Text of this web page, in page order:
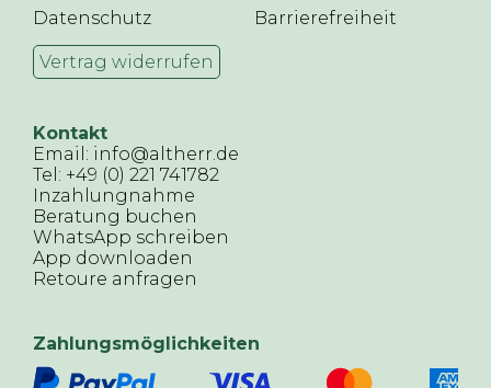
Datenschutz
Barrierefreiheit
Vertrag widerrufen
Kontakt
Email: info@altherr.de
Tel: +49 (0) 221 741782
Inzahlungnahme
Beratung buchen
WhatsApp schreiben
App downloaden
Retoure anfragen
Zahlungsmöglichkeiten